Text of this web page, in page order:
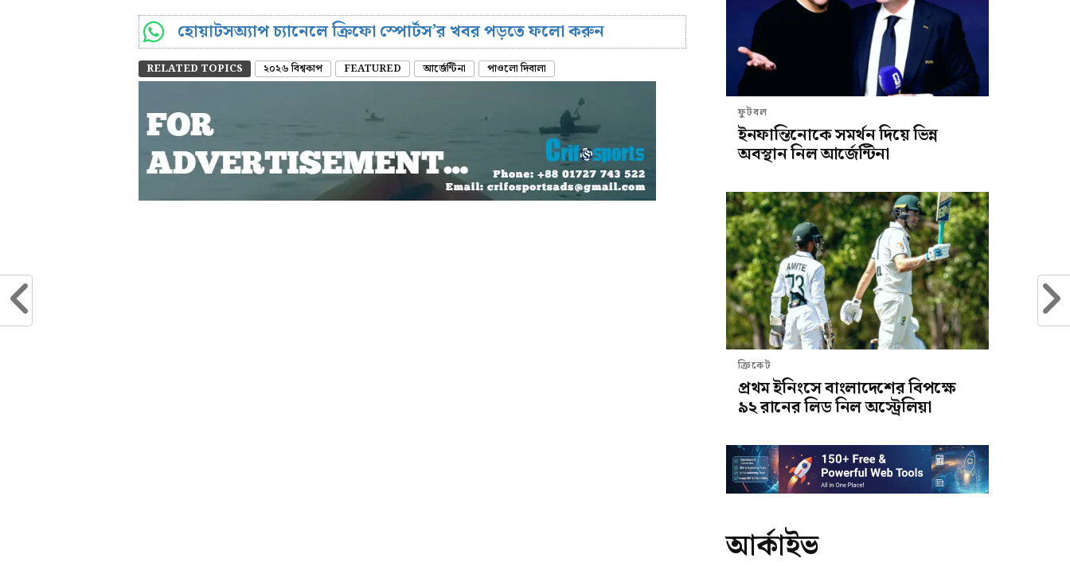
হোয়াটসঅ্যাপ চ্যানেলে ক্রিফো স্পোর্টস’র খবর পড়তে ফলো করুন
RELATED TOPICS ২০২৬ বিশ্বকাপ FEATURED আর্জেন্টিনা পাওলো দিবালা
ফুটবল
ইনফান্তিনোকে সমর্থন দিয়ে ভিন্ন
অবস্থান নিল আর্জেন্টিনা
ক্রিকেট
প্রথম ইনিংসে বাংলাদেশের বিপক্ষে
৯২ রানের লিড নিল অস্ট্রেলিয়া
আর্কাইভ